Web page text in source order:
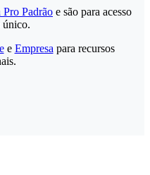
Padrão e são para acesso
único.
e Empresa para recursos